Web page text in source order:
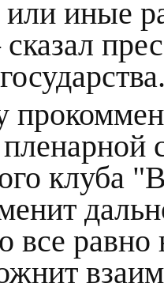
иные
клуба
все